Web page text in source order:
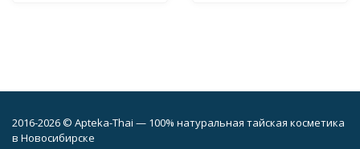
2016-2026 © Apteka-Thai — 100% натуральная тайская косметика
в Новосибирске